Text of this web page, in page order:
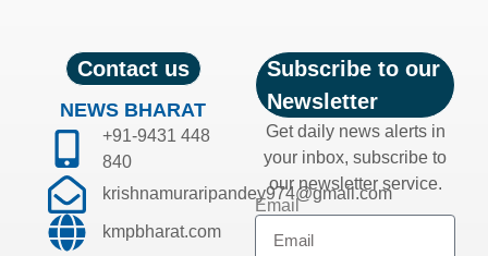
Contact us
NEWS BHARAT
+91-9431 448
840
krishnamuraripandey974@gmail.com
kmpbharat.com
Subscribe to our
Newsletter
Get daily news alerts in
your inbox, subscribe to
our newsletter service.
Email